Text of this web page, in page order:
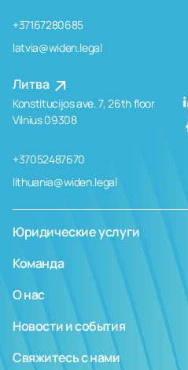
+37167280685
latvia@widen.legal
Литва
Konstitucijos ave. 7, 26th floor
Vilnius 09308
+37052487670
lithuania@widen.legal
Юридические услуги
Команда
О нас
Новости и события
Свяжитесь с нами